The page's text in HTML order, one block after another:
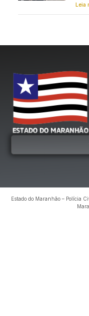
Leia
Estado do Maranhão – Polícia